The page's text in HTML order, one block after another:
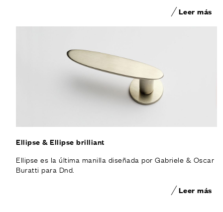
Leer más
Ellipse & Ellipse brilliant
Ellipse es la última manilla diseñada por Gabriele & Oscar
Buratti para Dnd.
Leer más